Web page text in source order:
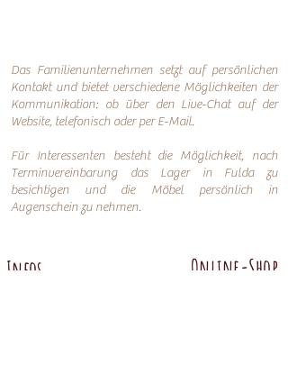
Das Familienunternehmen setzt auf persönlichen
Kontakt und bietet verschiedene Möglichkeiten der
Kommunikation: ob über den Live-Chat auf der
Website, telefonisch oder perE-Mail.
Für Interessenten besteht die Möglichkeit, nach
Terminvereinbarung das Lager in Fulda zu
besichtigen und die Möbel persönlich in
Augenschein zu nehmen.
Infos Online-Shop